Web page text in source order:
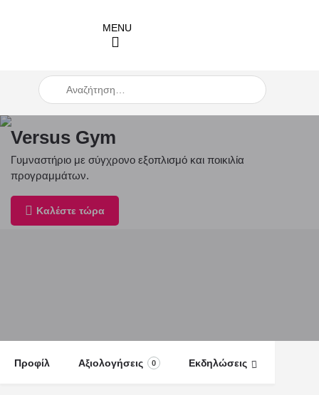
When autocomplete results are available use up and down
Versus Gym
Γυμναστήριο με σύγχρονο εξοπλισμό και ποικιλία
προγραμμάτων.
Καλέστε τώρα
Προφίλ Αξιολογήσεις 0 Εκδηλώσεις